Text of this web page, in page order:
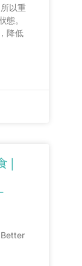
以重
態。
降低
|